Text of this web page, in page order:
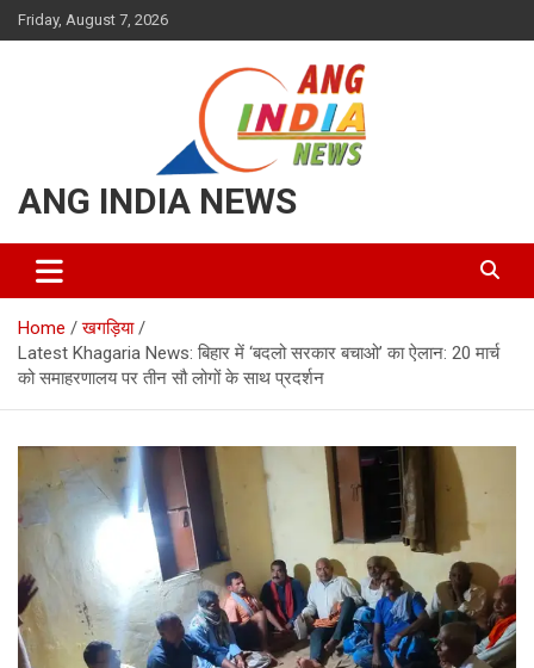
Skip
to
Friday, August 7, 2026
ANG INDIA NEWS
Home
खगड़िया
Latest Khagaria News: बिहार में ‘बदलो सरकार बचाओ’ का ऐलान: 20 मार्च
को समाहरणालय पर तीन सौ लोगों के साथ प्रदर्शन